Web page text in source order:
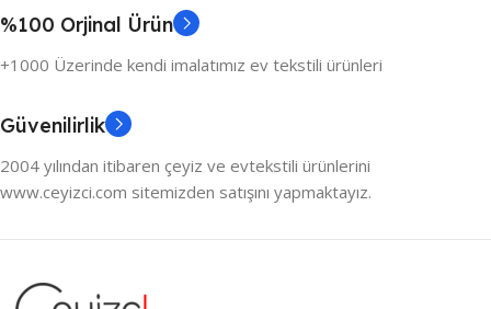
%100 Orjinal Ürün
+1000 Üzerinde kendi imalatımız ev tekstili ürünleri
Güvenilirlik
2004 yılından itibaren çeyiz ve evtekstili ürünlerini
www.ceyizci.com sitemizden satışını yapmaktayız.